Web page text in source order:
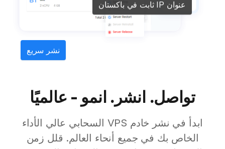
عنوان IP ثابت في باكستان
نشر سريع
تواصل. انشر. انمو - عالميًا
ابدأ في نشر خادم VPS السحابي عالي الأداء
الخاص بك في جميع أنحاء العالم. قلل زمن